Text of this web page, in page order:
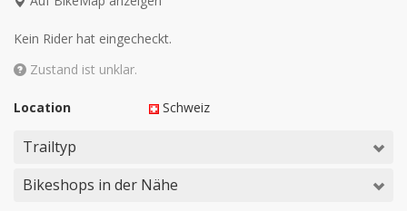
Kein Rider hat eingecheckt.
Zustand ist unklar.
Location Schweiz
Trailtyp
Bikeshops in der Nähe